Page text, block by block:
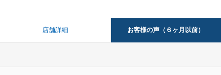
店舗詳細 お客様の声（６ヶ月以前）